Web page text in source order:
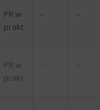
PR w
prakt.
– –
PR w
prakt.
– –